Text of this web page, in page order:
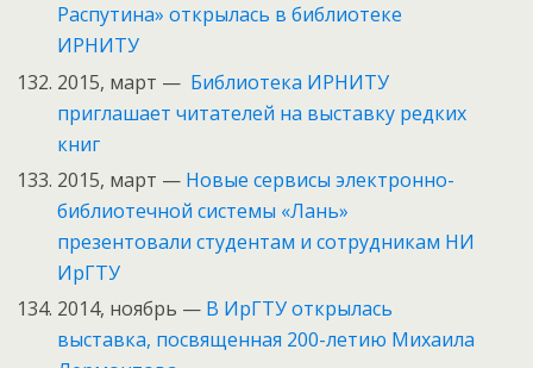
Распутина» открылась в библиотеке
ИРНИТУ
2015, март — Библиотека ИРНИТУ
приглашает читателей на выставку редких
книг
2015, март — Новые сервисы электронно-
библиотечной системы «Лань»
презентовали студентам и сотрудникам НИ
ИрГТУ
2014, ноябрь — В ИрГТУ открылась
выставка, посвященная 200-летию Михаила